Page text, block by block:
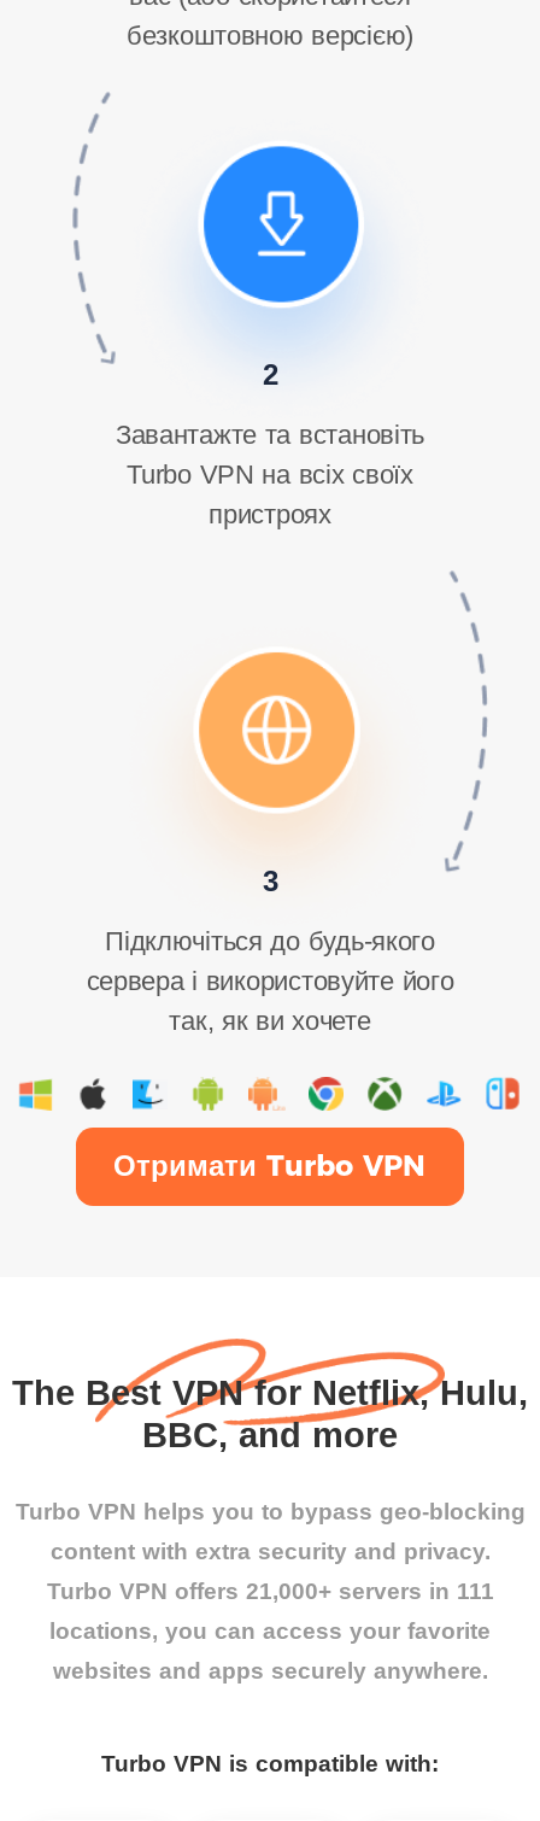
безкоштовною версією)
2
Завантажте та встановіть
Turbo VPN на всіх своїх
пристроях
3
Підключіться до будь-якого
сервера і використовуйте його
так, як ви хочете
Отримати Turbo VPN
The Best VPN for Netflix, Hulu,
BBC, and more
Turbo VPN helps you to bypass geo-blocking
content with extra security and privacy.
Turbo VPN offers 21,000+ servers in 111
locations, you can access your favorite
websites and apps securely anywhere.
Turbo VPN is compatible with: